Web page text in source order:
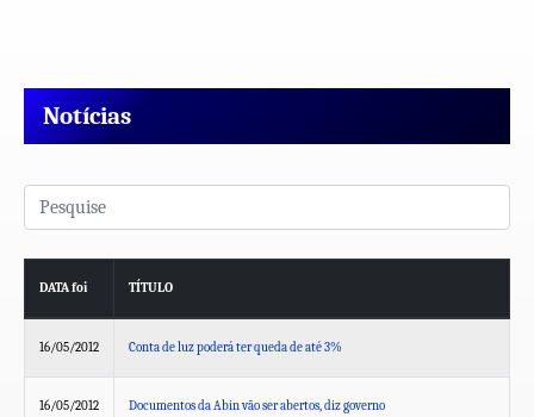
Notícias
DATA foi TÍTULO
16/05/2012 Conta de luz poderá ter queda de até 3%
16/05/2012 Documentos da Abin vão ser abertos, diz governo